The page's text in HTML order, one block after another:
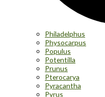
Philadelphus
Physocarpus
Populus
Potentilla
Prunus
Pterocarya
Pyracantha
Pyrus